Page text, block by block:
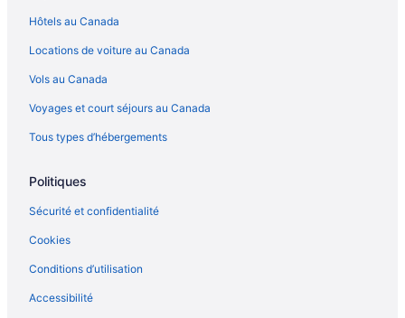
Hôtels au Canada
Locations de voiture au Canada
Vols au Canada
Voyages et court séjours au Canada
Tous types d’hébergements
Politiques
Sécurité et confidentialité
Cookies
Conditions d’utilisation
Accessibilité